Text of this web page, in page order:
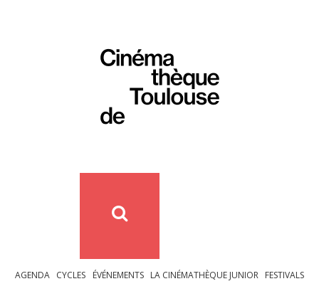
AGENDA CYCLES ÉVÉNEMENTS LA CINÉMATHÈQUE JUNIOR FESTIVALS